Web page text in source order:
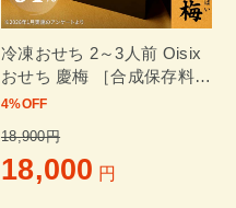
冷凍おせち 2～3人前 Oisix
おせち 慶梅 ［合成保存料・
着色料不使用］ 和洋二段重
20日】
4%OFF
18,900円
18,000 円